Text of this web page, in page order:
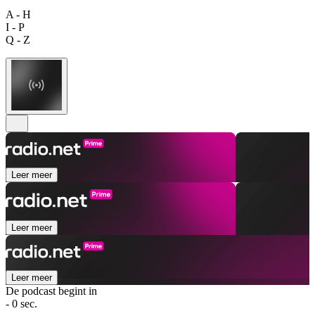
A - H
I - P
Q - Z
Leer meer
Leer meer
Leer meer
De podcast begint in
- 0 sec.